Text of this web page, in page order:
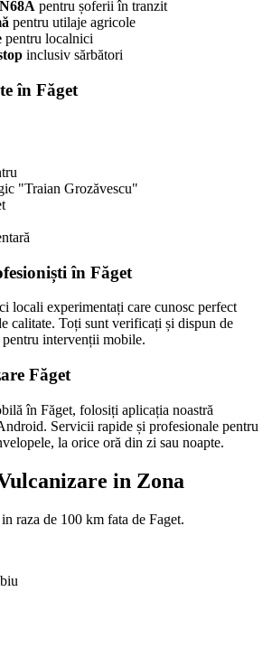
pentru șoferii în tranzit
pentru utilaje agricole
pentru localnici
inclusiv sărbători
în Făget
"Traian Grozăvescu"
în Făget
locali experimentați care cunosc perfect
calitate. Toți sunt verificați și dispun de
intervenții mobile.
Făget
în Făget, folosiți aplicația noastră
Servicii rapide și profesionale pentru
la orice oră din zi sau noapte.
in Zona
in raza de 100 km fata de Faget.